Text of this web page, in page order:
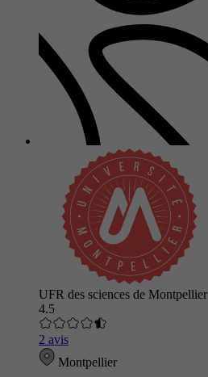
UFR des sciences de Montpellier
4.5
2 avis
Montpellier